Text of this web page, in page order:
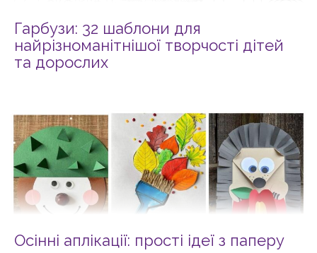
Гарбузи: 32 шаблони для
найрізноманітнішої творчості дітей
та дорослих
Осінні аплікації: прості ідеї з паперу